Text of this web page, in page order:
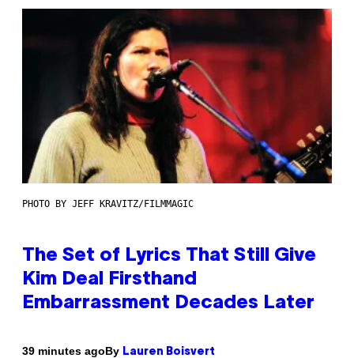
PHOTO BY JEFF KRAVITZ/FILMMAGIC
The Set of Lyrics That Still Give
Kim Deal Firsthand
Embarrassment Decades Later
39 minutes agoBy Lauren Boisvert